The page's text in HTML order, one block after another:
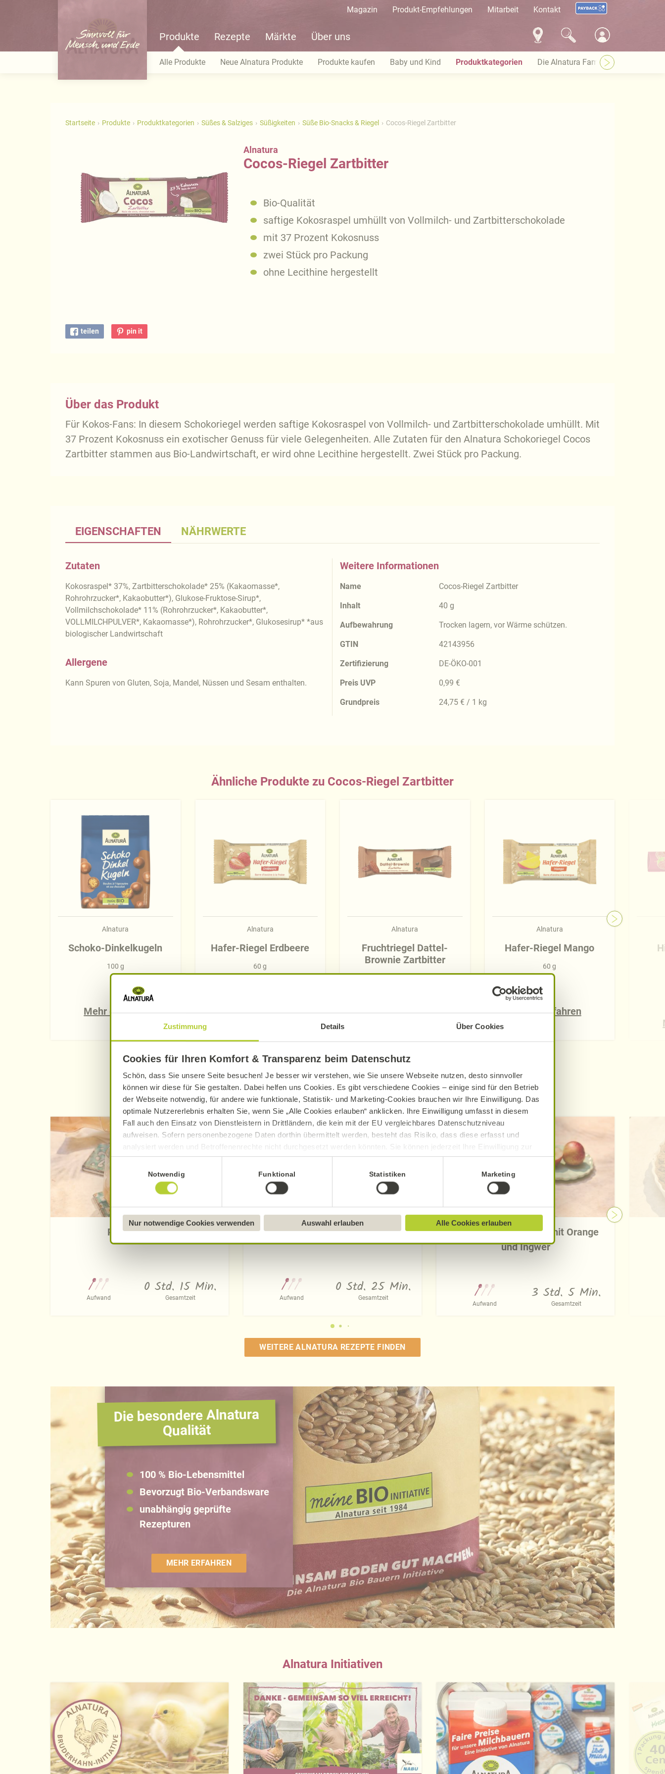
Zustimmung Details Über Cookies
Cookies für Ihren Komfort & Transparenz beim Datenschutz
Schön, dass Sie unsere Seite besuchen! Je besser wir verstehen, wie Sie unsere Webseite nutzen, desto sinnvoller
können wir diese für Sie gestalten. Dabei helfen uns Cookies. Es gibt verschiedene Cookies – einige sind für den Betrieb
der Webseite notwendig, für andere wie funktionale, Statistik- und Marketing-Cookies brauchen wir Ihre Einwilligung. Das
optimale Nutzererlebnis erhalten Sie, wenn Sie „Alle Cookies erlauben“ anklicken. Ihre Einwilligung umfasst in diesem
Fall auch den Einsatz von Dienstleistern in Drittländern, die kein mit der EU vergleichbares Datenschutzniveau
aufweisen. Sofern personenbezogene Daten dorthin übermittelt werden, besteht das Risiko, dass diese erfasst und
analysiert werden und Betroffenenrechte nicht durchgesetzt werden könnten. Sie können jederzeit Ihre Einwilligung zur
Datenverarbeitung und -übermittlung widerrufen und Tools deaktivieren. Ausführliche Informationen finden Sie in unserer
Datenschutzerklärung
Näheres über uns erfahren Sie in unseremImpressum
Notwendig Funktional Statistiken Marketing
Nur notwendige Cookies verwenden Auswahl erlauben Alle Cookies erlauben
Magazin Produkt-Empfehlungen Mitarbeit Kontakt
Produkte Rezepte Märkte Über uns
Alle Produkte Neue Alnatura Produkte Produkte kaufen Baby und Kind Produktkategorien Die Alnatura Familie
Startseite Produkte Produktkategorien Süßes & Salziges Süßigkeiten Süße Bio-Snacks & Riegel Cocos-Riegel Zartbitter
Alnatura
Cocos-Riegel Zartbitter
Bio-Qualität
saftige Kokosraspel umhüllt von Vollmilch- und Zartbitterschokolade
mit 37 Prozent Kokosnuss
zwei Stück pro Packung
ohne Lecithine hergestellt
teilen pin it
Über das Produkt
Für Kokos-Fans: In diesem Schokoriegel werden saftige Kokosraspel von Vollmilch- und Zartbitterschokolade umhüllt. Mit
37 Prozent Kokosnuss ein exotischer Genuss für viele Gelegenheiten. Alle Zutaten für den Alnatura Schokoriegel Cocos
Zartbitter stammen aus Bio-Landwirtschaft, er wird ohne Lecithine hergestellt. Zwei Stück pro Packung.
EIGENSCHAFTEN NÄHRWERTE
Zutaten
Kokosraspel* 37%, Zartbitterschokolade* 25% (Kakaomasse*,
Rohrohrzucker*, Kakaobutter*), Glukose-Fruktose-Sirup*,
Vollmilchschokolade* 11% (Rohrohrzucker*, Kakaobutter*,
VOLLMILCHPULVER*, Kakaomasse*), Rohrohrzucker*, Glukosesirup* *aus
biologischer Landwirtschaft
Allergene
Kann Spuren von Gluten, Soja, Mandel, Nüssen und Sesam enthalten.
Weitere Informationen
Name Cocos-Riegel Zartbitter
Inhalt 40 g
Aufbewahrung Trocken lagern, vor Wärme schützen.
GTIN 42143956
Zertifizierung DE-ÖKO-001
Preis UVP 0,99 €
Grundpreis 24,75 € / 1 kg
Ähnliche Produkte zu Cocos-Riegel Zartbitter
Alnatura
Schoko-Dinkelkugeln
100 g
Mehr erfahren
Alnatura
Hafer-Riegel Erdbeere
60 g
Mehr erfahren
Alnatura
Fruchtriegel Dattel-
Brownie Zartbitter
Alnatura
Hafer-Riegel Mango
60 g
Mehr erfahren
Entdecken Sie die neuen Alnatura Rezepte
Pfirsich-Eistee
Aufwand
0 Std. 15 Min.
Gesamtzeit
Reis-Kokos-Kugeln mit Mangosauce
Aufwand
0 Std. 25 Min.
Gesamtzeit
Nektarinen-Smoothie mit Orange
und Ingwer
Aufwand
3 Std. 5 Min.
Gesamtzeit
WEITERE ALNATURA REZEPTE FINDEN
Die besondere Alnatura
Qualität
100 % Bio-Lebensmittel
Bevorzugt Bio-Verbandsware
unabhängig geprüfte
Rezepturen
MEHR ERFAHREN
Alnatura Initiativen